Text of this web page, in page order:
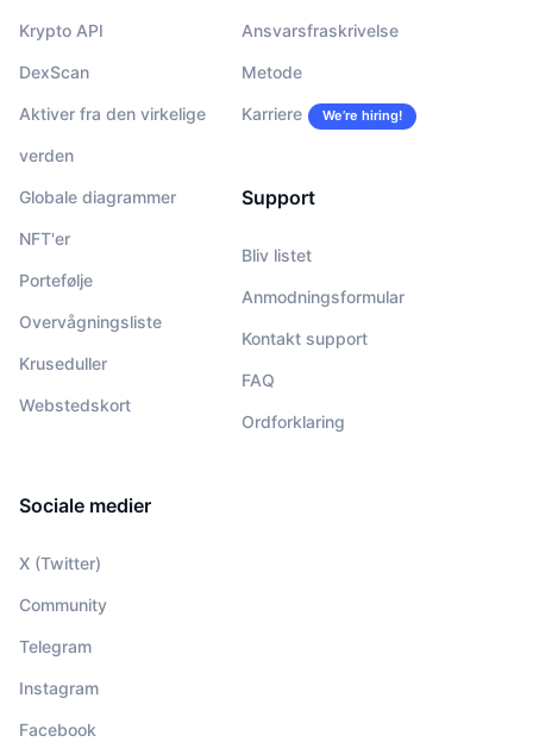
Krypto API
DexScan
Aktiver fra den virkelige
verden
Globale diagrammer
NFT'er
Portefølje
Overvågningsliste
Kruseduller
Webstedskort
Ansvarsfraskrivelse
Metode
Karriere We’re hiring!
Support
Bliv listet
Anmodningsformular
Kontakt support
FAQ
Ordforklaring
Sociale medier
X (Twitter)
Community
Telegram
Instagram
Facebook